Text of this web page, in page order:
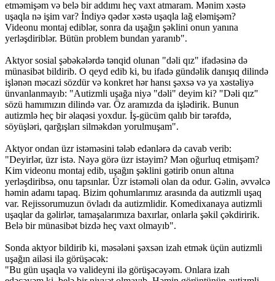
etməmişəm və belə bir addımı heç vaxt atmaram. Mənim xəstə
uşaqla nə işim var? İndiyə qədər xəstə uşaqla lağ eləmişəm?
Videonu montaj ediblər, sonra da uşağın şəklini onun yanına
yerləşdiriblər. Bütün problem bundan yaranıb".
Aktyor sosial şəbəkələrdə tənqid olunan "dəli qız" ifadəsinə də
münasibət bildirib. O qeyd edib ki, bu ifadə gündəlik danışıq dilində
işlənən məcazi sözdür və konkret hər hansı şəxsə və ya xəstəliyə
ünvanlanmayıb: "Autizmli uşağa niyə "dəli" deyim ki? "Dəli qız"
sözü hamımızın dilində var. Öz aramızda da işlədirik. Bunun
autizmlə heç bir əlaqəsi yoxdur. İş-gücüm qalıb bir tərəfdə,
söyüşləri, qarğışları silməkdən yorulmuşam".
Aktyor ondan üzr istəməsini tələb edənlərə də cavab verib:
"Deyirlər, üzr istə. Nəyə görə üzr istəyim? Mən oğurluq etmişəm?
Kim videonu montaj edib, uşağın şəklini gətirib onun altına
yerləşdiribsə, onu tapsınlar. Üzr istəməli olan da odur. Gəlin, əvvəlcə
həmin adamı tapaq. Bizim qohumlarımız arasında da autizmli uşaq
var. Rejissorumuzun övladı da autizmlidir. Komedixanaya autizmli
uşaqlar da gəlirlər, tamaşalarımıza baxırlar, onlarla şəkil çəkdiririk.
Belə bir münasibət bizdə heç vaxt olmayıb".
Sonda aktyor bildirib ki, məsələni şəxsən izah etmək üçün autizmli
uşağın ailəsi ilə görüşəcək:
"Bu gün uşaqla və valideyni ilə görüşəcəyəm. Onlara izah